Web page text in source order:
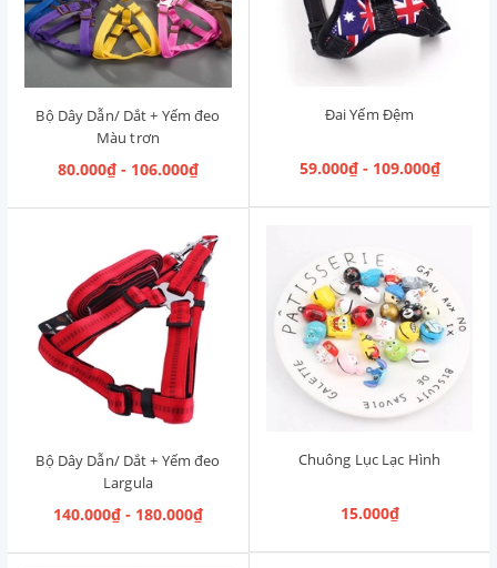
Bộ Dây Dẫn/ Dắt + Yếm đeo
Màu trơn
80.000₫ - 106.000₫
Đai Yếm Đệm
59.000₫ - 109.000₫
Bộ Dây Dẫn/ Dắt + Yếm đeo
Largula
140.000₫ - 180.000₫
Chuông Lục Lạc Hình
15.000₫